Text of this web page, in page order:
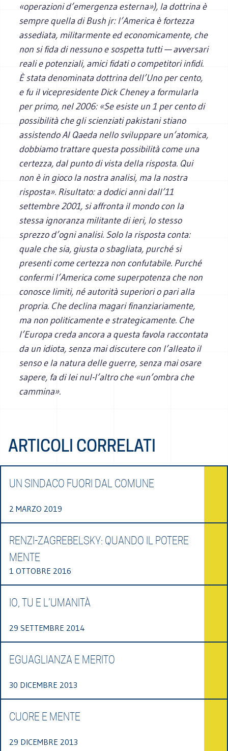
«operazioni d’emergenza esterna»), la dottrina è
sempre quella di Bush jr: l’America è fortezza
assediata, militarmente ed economicamente, che
non si fida di nessuno e sospetta tutti — avversari
reali e potenziali, amici fidati o competitori infidi.
È stata denominata dottrina dell’Uno per cento,
e fu il vicepresidente Dick Cheney a formularla
per primo, nel 2006: «Se esiste un 1 per cento di
possibilità che gli scienziati pakistani stiano
assistendo Al Qaeda nello sviluppare un’atomica,
dobbiamo trattare questa possibilità come una
certezza, dal punto di vista della risposta. Qui
non è in gioco la nostra analisi, ma la nostra
risposta». Risultato: a dodici anni dall’11
settembre 2001, si affronta il mondo con la
stessa ignoranza militante di ieri, lo stesso
sprezzo d’ogni analisi. Solo la risposta conta:
quale che sia, giusta o sbagliata, purché si
presenti come certezza non confutabile. Purché
confermi l’America come superpotenza che non
conosce limiti, né autorità superiori o pari alla
propria. Che declina magari finanziariamente,
ma non politicamente e strategicamente. Che
l’Europa creda ancora a questa favola raccontata
da un idiota, senza mai discutere con l’alleato il
senso e la natura delle guerre, senza mai osare
sapere, fa di lei nul-l’altro che «un’ombra che
cammina».
ARTICOLI CORRELATI
UN SINDACO FUORI DAL COMUNE
2 MARZO 2019
RENZI-ZAGREBELSKY: QUANDO IL POTERE
MENTE
1 OTTOBRE 2016
IO, TU E L’UMANITÀ
29 SETTEMBRE 2014
EGUAGLIANZA E MERITO
30 DICEMBRE 2013
CUORE E MENTE
29 DICEMBRE 2013